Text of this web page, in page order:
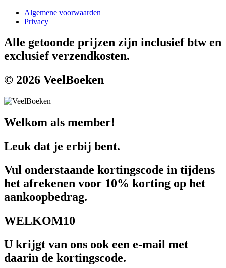
Algemene voorwaarden
Privacy
Alle getoonde prijzen zijn inclusief btw en
exclusief verzendkosten.
© 2026 VeelBoeken
Welkom als member!
Leuk dat je erbij bent.
Vul onderstaande kortingscode in tijdens
het afrekenen voor 10% korting op het
aankoopbedrag.
WELKOM10
U krijgt van ons ook een e-mail met
daarin de kortingscode.